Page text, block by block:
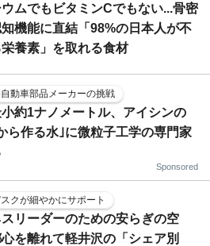
ムでもビタミンCでもない...骨密
知機能に直結「98%の日本人が不
養素」を取れる食材
動車部品メーカーの挑戦
約1ナノメートル、アイシンの
ら作る水｣に微粒子工学の専門家
Sponsored
クが細やかにサポート
スリーダーのための安らぎの空
を離れて軽井沢の「シェア別